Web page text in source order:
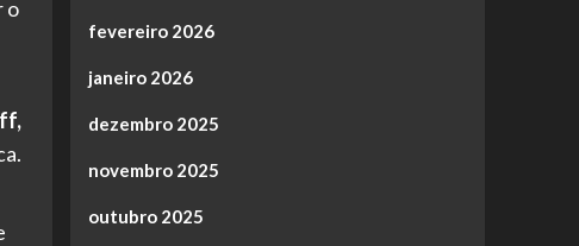
o
fevereiro 2026
janeiro 2026
dezembro 2025
novembro 2025
outubro 2025